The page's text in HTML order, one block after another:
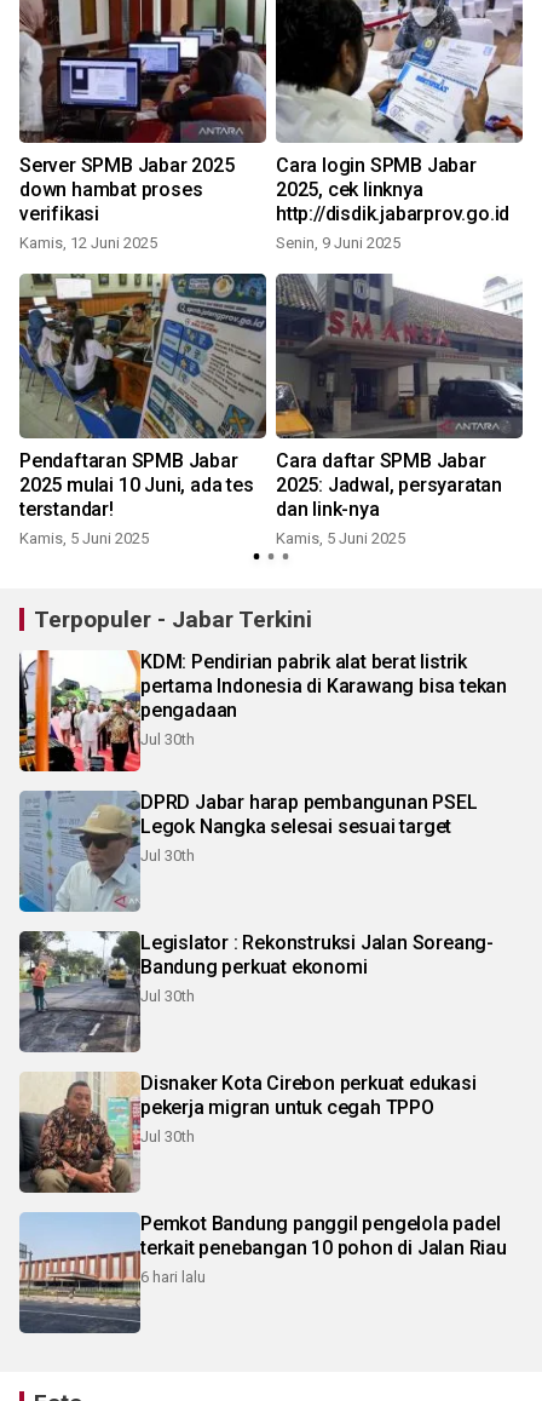
Server SPMB Jabar 2025
down hambat proses
verifikasi
Kamis, 12 Juni 2025
Cara login SPMB Jabar
2025, cek linknya
http://disdik.jabarprov.go.id
Senin, 9 Juni 2025
Pendaftaran SPMB Jabar
2025 mulai 10 Juni, ada tes
terstandar!
Kamis, 5 Juni 2025
Cara daftar SPMB Jabar
2025: Jadwal, persyaratan
dan link-nya
Kamis, 5 Juni 2025
Terpopuler - Jabar Terkini
KDM: Pendirian pabrik alat berat listrik
pertama Indonesia di Karawang bisa tekan
pengadaan
Jul 30th
DPRD Jabar harap pembangunan PSEL
Legok Nangka selesai sesuai target
Jul 30th
Legislator : Rekonstruksi Jalan Soreang-
Bandung perkuat ekonomi
Jul 30th
Disnaker Kota Cirebon perkuat edukasi
pekerja migran untuk cegah TPPO
Jul 30th
Pemkot Bandung panggil pengelola padel
terkait penebangan 10 pohon di Jalan Riau
6 hari lalu